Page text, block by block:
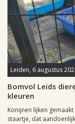
Leiden, 6 augustus
Bomvol Leids
kleuren
Konijnen lijken
staartje, dat